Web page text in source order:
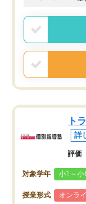
ト
詳
評価
対象学年 小1～小
授業形式 オンラ